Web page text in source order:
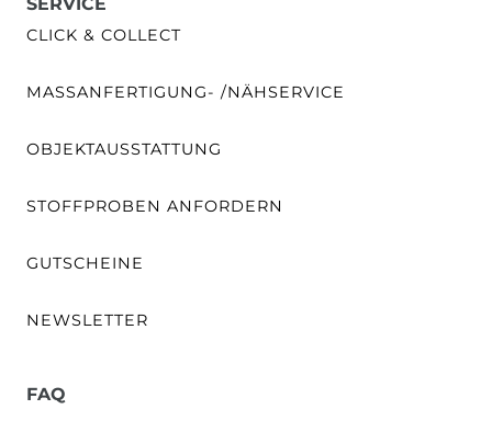
CLICK & COLLECT
MASSANFERTIGUNG- /NÄHSERVICE
OBJEKTAUSSTATTUNG
STOFFPROBEN ANFORDERN
GUTSCHEINE
NEWSLETTER
FAQ